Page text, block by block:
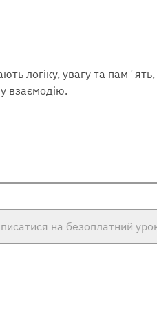
логіку, увагу та
взаємодію.
на безоплатний